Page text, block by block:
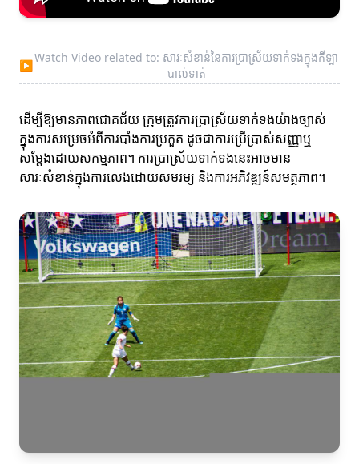
▶
Watch Video related to: សារៈសំខាន់នៃការប្រាស្រ័យទាក់ទងក្នុងកីឡា
បាល់ទាត់
ដើម្បីឱ្យមានភាពជោគជ័យ ក្រុមត្រូវការប្រាស្រ័យទាក់ទងយ៉ាងច្បាស់
ក្នុងការសម្រេចអំពីការបាំងការប្រកួត ដូចជាការប្រើប្រាស់សញ្ញាឬ
សម្តែងដោយសកម្មភាព។ ការប្រាស្រ័យទាក់ទងនេះអាចមាន
សារៈសំខាន់ក្នុងការលេងដោយសមរម្យ និងការអភិវឌ្ឍន៍សមត្ថភាព។